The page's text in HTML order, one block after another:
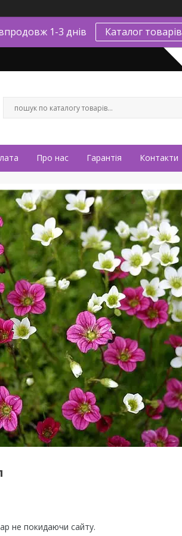
1-3 днів Каталог товарів
Про нас Гарантія Контакти
не покидаючи сайту.